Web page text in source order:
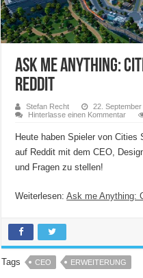
Ask me Anything:
Reddit
Stefan Recht 22.
Hinterlasse einen Kommentar
Heute haben Spieler von
auf Reddit mit dem CEO,
und Fragen zu stellen!
Weiterlesen:Ask me Anything:
Tags CEO ERWEITERUNG